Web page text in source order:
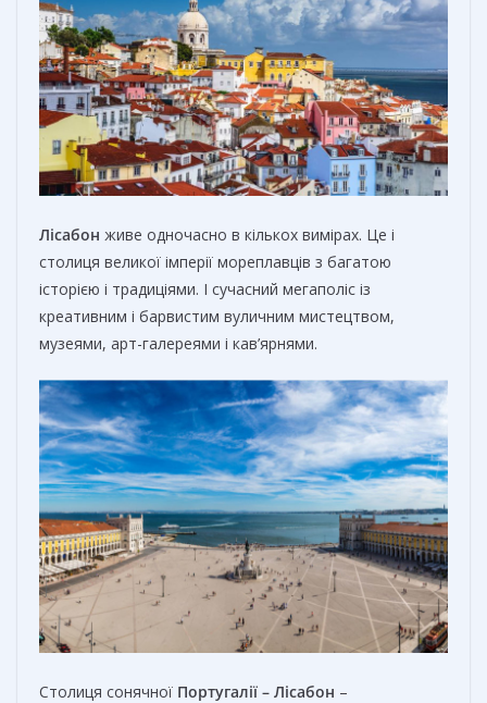
Лісабон живе одночасно в кількох вимірах. Це і
столиця великої імперії мореплавців з багатою
історією і традиціями. І сучасний мегаполіс із
креативним і барвистим вуличним мистецтвом,
музеями, арт-галереями і кав’ярнями.
Столиця сонячної Португалії – Лісабон –